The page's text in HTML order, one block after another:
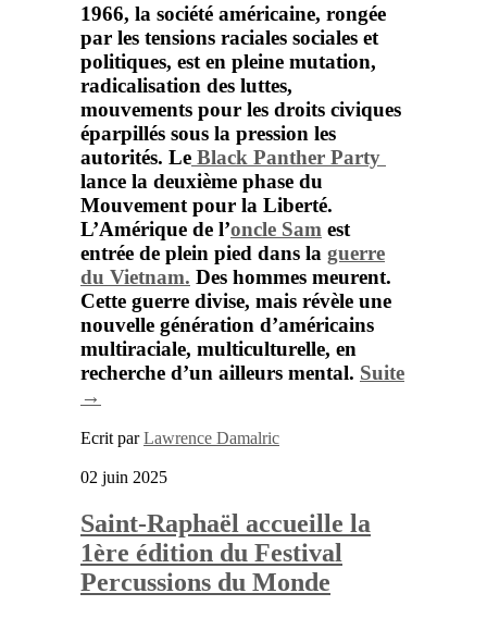
1966, la société américaine, rongée
par les tensions raciales sociales et
politiques, est en pleine mutation,
radicalisation des luttes,
mouvements pour les droits civiques
éparpillés sous la pression les
autorités. Le Black Panther Party
lance la deuxième phase du
Mouvement pour la Liberté.
L’Amérique de l’oncle Sam est
entrée de plein pied dans la guerre
du Vietnam. Des hommes meurent.
Cette guerre divise, mais révèle une
nouvelle génération d’américains
multiraciale, multiculturelle, en
recherche d’un ailleurs mental. Suite
→
Ecrit parLawrence Damalric
02 juin 2025
Saint-Raphaël accueille la
1ère édition du Festival
Percussions du Monde